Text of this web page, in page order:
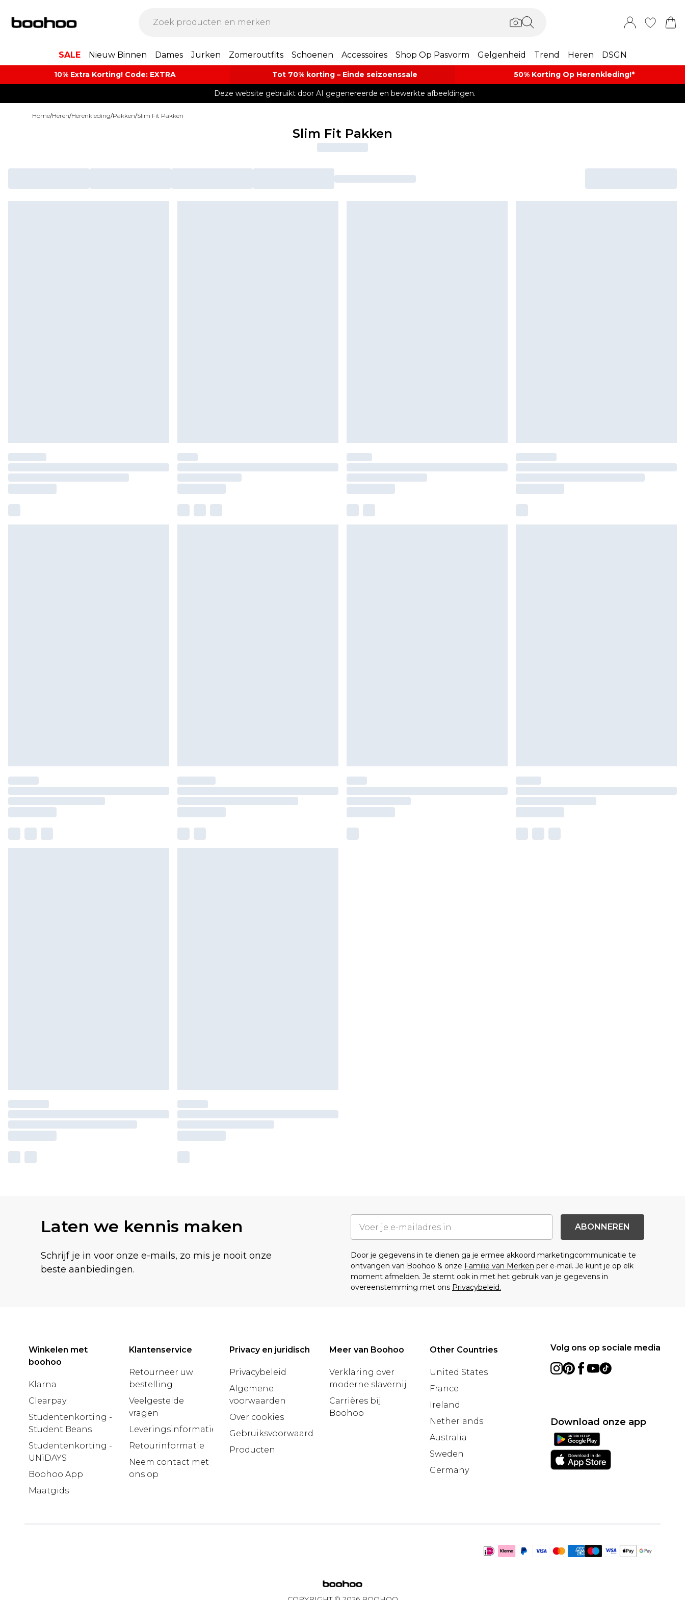
SALE Nieuw Binnen Dames Jurken Zomeroutfits Schoenen Accessoires Shop Op Pasvorm Gelgenheid Trend Heren DSGN
10% Extra Korting! Code: EXTRA​ Tot 70% korting – Einde seizoenssale 50% Korting Op Herenkleding​!*​
Deze website gebruikt door AI gegenereerde en bewerkte afbeeldingen.
Home/Heren/Herenkleding/Pakken/Slim Fit Pakken
Slim Fit Pakken
Laten we kennis maken
Schrijf je in voor onze e-mails, zo mis je nooit onze
beste aanbiedingen.
ABONNEREN
Door je gegevens in te dienen ga je ermee akkoord marketingcommunicatie te
ontvangen van Boohoo & onze Familie van Merken per e-mail. Je kunt je op elk
moment afmelden. Je stemt ook in met het gebruik van je gegevens in
overeenstemming met ons Privacybeleid.
Winkelen met
boohoo
Klarna
Clearpay
Studentenkorting -
Student Beans
Studentenkorting -
UNiDAYS
Boohoo App
Maatgids
Klantenservice
Retourneer uw
bestelling
Veelgestelde
vragen
Leveringsinformatie
Retourinformatie
Neem contact met
ons op
Privacy en juridisch
Privacybeleid
Algemene
voorwaarden
Over cookies
Gebruiksvoorwaarden
Producten
Meer van Boohoo
Verklaring over
moderne slavernij
Carrières bij
Boohoo
Other Countries
United States
France
Ireland
Netherlands
Australia
Sweden
Germany
Volg ons op sociale media
Download onze app